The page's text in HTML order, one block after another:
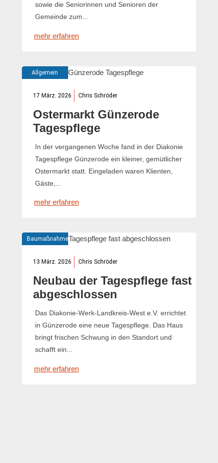
sowie die Seniorinnen und Senioren der
Gemeinde zum...
mehr erfahren
Allgemein
17 März. 2026 Chris Schröder
Ostermarkt Günzerode
Tagespflege
In der vergangenen Woche fand in der Diakonie
Tagespflege Günzerode ein kleiner, gemütlicher
Ostermarkt statt. Eingeladen waren Klienten,
Gäste,...
mehr erfahren
Baumaßnahme
13 März. 2026 Chris Schröder
Neubau der Tagespflege fast
abgeschlossen
Das Diakonie-Werk-Landkreis-West e.V. errichtet
in Günzerode eine neue Tagespflege. Das Haus
bringt frischen Schwung in den Standort und
schafft ein...
mehr erfahren